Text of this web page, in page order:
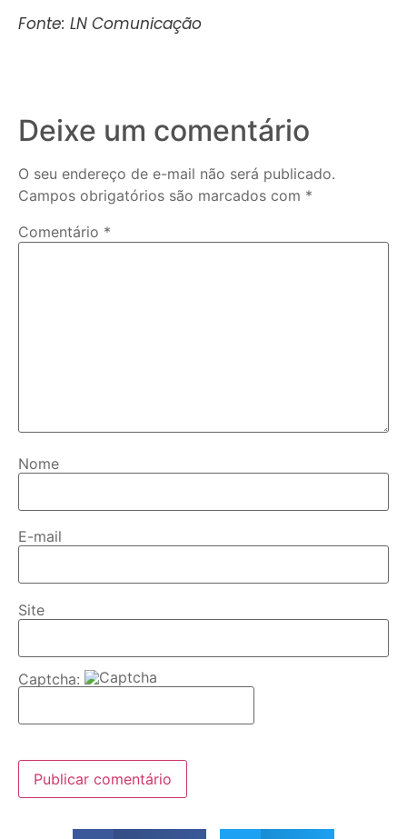
Fonte: LN Comunicação
Deixe um comentário
O seu endereço de e-mail não será publicado.
Campos obrigatórios são marcados com *
Comentário *
Nome
E-mail
Site
Captcha: